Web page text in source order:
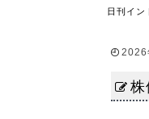
日刊イン
2026
株